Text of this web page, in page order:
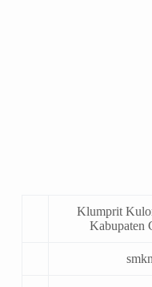
Klumprit
Kabupaten